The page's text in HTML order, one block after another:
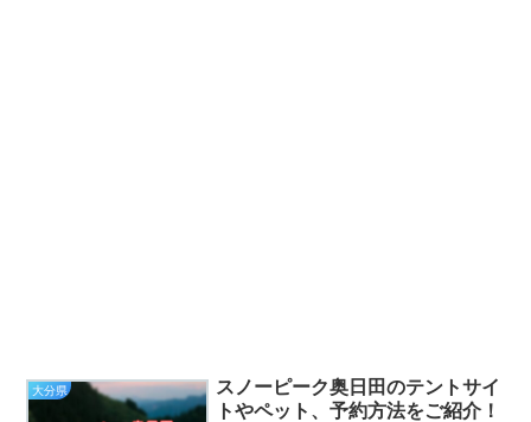
大分県
スノーピーク奥日田のテントサイ
トやペット、予約方法をご紹介！